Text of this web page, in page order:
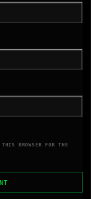
BROWSER FOR THE